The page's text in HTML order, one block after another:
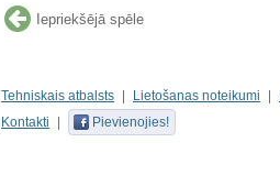
Iepriekšējā spēle
Tehniskais atbalsts Lietošanas noteikumi
Kontakti
Pievienojies!